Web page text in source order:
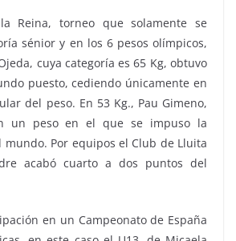
Reina, torneo que solamente se
sénior y en los 6 pesos olímpicos,
cuya categoría es 65 Kg, obtuvo
puesto, cediendo únicamente en
del peso. En 53 Kg., Pau Gimeno,
un peso en el que se impuso la
mundo. Por equipos el Club de Lluita
acabó cuarto a dos puntos del
en un Campeonato de España